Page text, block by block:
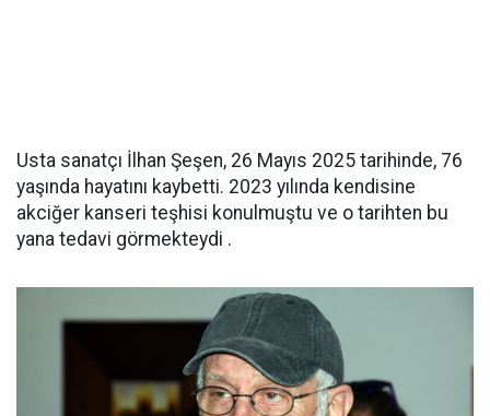
Usta sanatçı İlhan Şeşen, 26 Mayıs 2025 tarihinde, 76
yaşında hayatını kaybetti. 2023 yılında kendisine
akciğer kanseri teşhisi konulmuştu ve o tarihten bu
yana tedavi görmekteydi .